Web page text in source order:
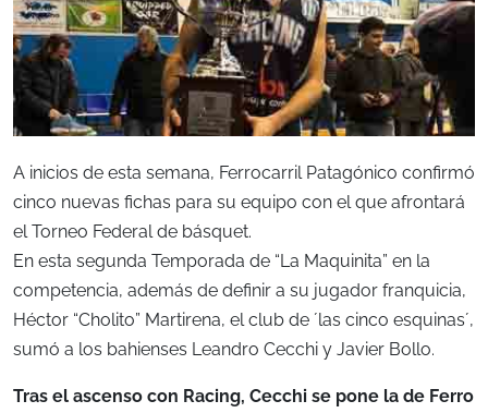
A inicios de esta semana, Ferrocarril Patagónico confirmó
cinco nuevas fichas para su equipo con el que afrontará
el Torneo Federal de básquet.
En esta segunda Temporada de “La Maquinita” en la
competencia, además de definir a su jugador franquicia,
Héctor “Cholito” Martirena, el club de ´las cinco esquinas´,
sumó a los bahienses Leandro Cecchi y Javier Bollo.
Tras el ascenso con Racing, Cecchi se pone la de Ferro